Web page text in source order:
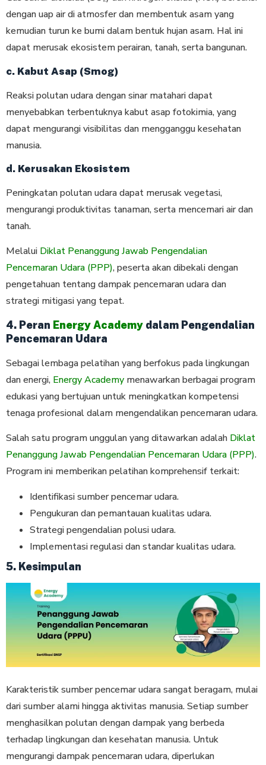
dengan uap air di atmosfer dan membentuk asam yang
kemudian turun ke bumi dalam bentuk hujan asam. Hal ini
dapat merusak ekosistem perairan, tanah, serta bangunan.
c. Kabut Asap (Smog)
Reaksi polutan udara dengan sinar matahari dapat
menyebabkan terbentuknya kabut asap fotokimia, yang
dapat mengurangi visibilitas dan mengganggu kesehatan
manusia.
d. Kerusakan Ekosistem
Peningkatan polutan udara dapat merusak vegetasi,
mengurangi produktivitas tanaman, serta mencemari air dan
tanah.
Melalui Diklat Penanggung Jawab Pengendalian
Pencemaran Udara (PPP), peserta akan dibekali dengan
pengetahuan tentang dampak pencemaran udara dan
strategi mitigasi yang tepat.
4. Peran Energy Academy dalam Pengendalian
Pencemaran Udara
Sebagai lembaga pelatihan yang berfokus pada lingkungan
dan energi, Energy Academy menawarkan berbagai program
edukasi yang bertujuan untuk meningkatkan kompetensi
tenaga profesional dalam mengendalikan pencemaran udara.
Salah satu program unggulan yang ditawarkan adalah Diklat
Penanggung Jawab Pengendalian Pencemaran Udara (PPP).
Program ini memberikan pelatihan komprehensif terkait:
Identifikasi sumber pencemar udara.
Pengukuran dan pemantauan kualitas udara.
Strategi pengendalian polusi udara.
Implementasi regulasi dan standar kualitas udara.
5. Kesimpulan
Karakteristik sumber pencemar udara sangat beragam, mulai
dari sumber alami hingga aktivitas manusia. Setiap sumber
menghasilkan polutan dengan dampak yang berbeda
terhadap lingkungan dan kesehatan manusia. Untuk
mengurangi dampak pencemaran udara, diperlukan